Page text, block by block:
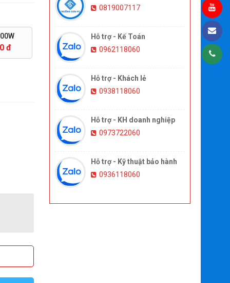
đ
0819007117
Hỗ trợ - Kế Toán
0962118060
Hỗ trợ - Khách lẻ
0938118060
Hỗ trợ - KH doanh nghiệp
0973722060
Hỗ trợ - Kỹ thuật bảo hành
0936118060